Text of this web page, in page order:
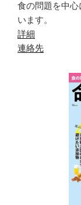
食の問題を中
います。
詳細
連絡先